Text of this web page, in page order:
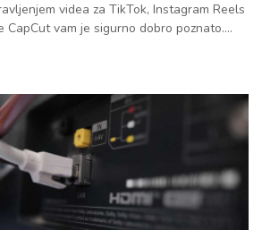
videa za TikTok, Instagram Reels
CapCut vam je sigurno dobro poznato....